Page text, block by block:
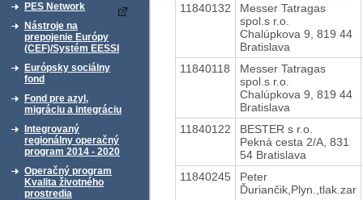
PES Network
Nástroje na
prepojenie Európy
(CEF)/Systém EESSI
Európsky sociálny
fond
Fond pre azyl,
migráciu a integráciu
Integrovaný
regionálny operačný
program 2014 - 2020
Operačný program
Kvalita životného
prostredia
11840132
Messer Tatragas
spol.s r.o.
Chalúpkova 9, 819 44
Bratislava
11840118
Messer Tatragas
spol.s r.o.
Chalúpkova 9, 819 44
Bratislava
11840122
BESTER s r.o.
Pekná cesta 2/A, 831
54 Bratislava
11840245
Peter
Ďuriančik,Plyn.,tlak.zar